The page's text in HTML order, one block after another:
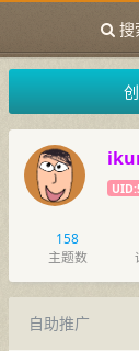
搜
158
主题数
自助推广